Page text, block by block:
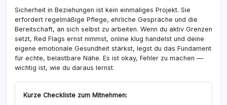
Sicherheit in Beziehungen ist kein einmaliges Projekt. Sie
erfordert regelmäßige Pflege, ehrliche Gespräche und die
Bereitschaft, an sich selbst zu arbeiten. Wenn du aktiv Grenzen
setzt, Red Flags ernst nimmst, online klug handelst und deine
eigene emotionale Gesundheit stärkst, legst du das Fundament
für echte, belastbare Nähe. Es ist okay, Fehler zu machen —
wichtig ist, wie du daraus lernst.
Kurze Checkliste zum Mitnehmen: